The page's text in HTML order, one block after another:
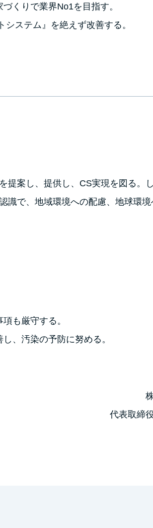
くりで業界No1を目指す。
ステム』を絶えず改善する。
提案し、提供し、CS実現を図る。
識で、地域環境への配慮、地球環
も厳守する。
、汚染の予防に努める。
代表取締